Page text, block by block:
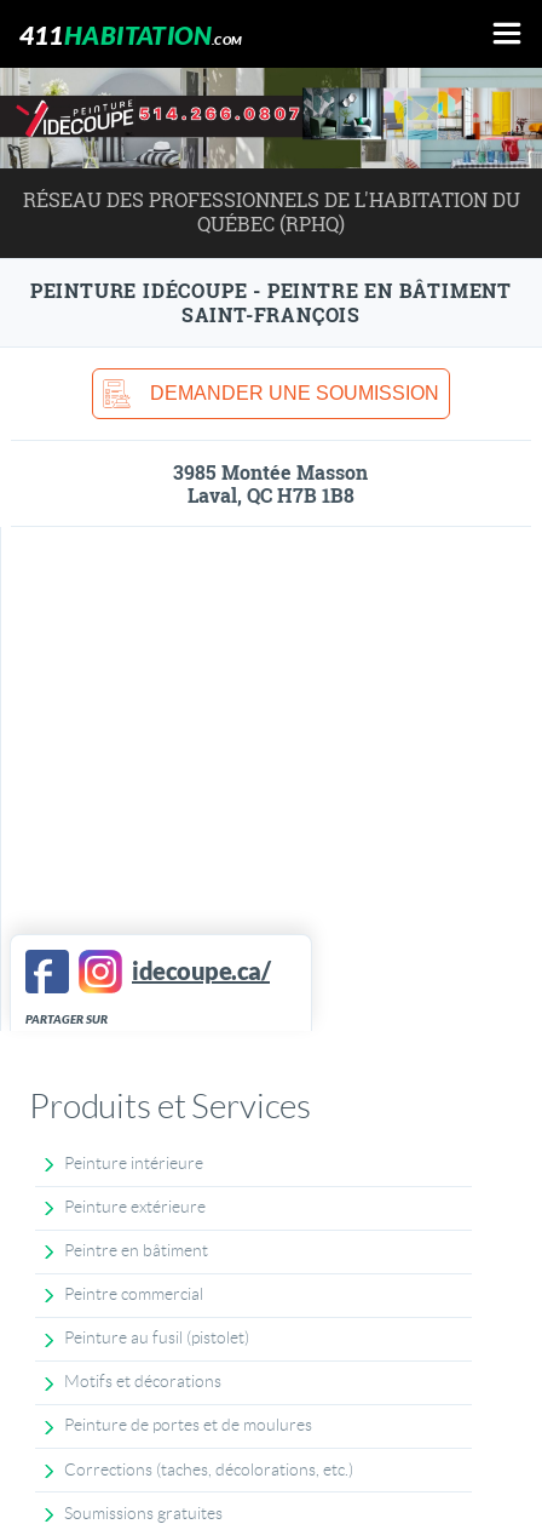
411HABITATION.COM
RÉSEAU DES PROFESSIONNELS DE L'HABITATION DU
QUÉBEC (RPHQ)
PEINTURE IDÉCOUPE - PEINTRE EN BÂTIMENT
SAINT-FRANÇOIS
DEMANDER UNE SOUMISSION
3985 Montée Masson
Laval, QC H7B 1B8
idecoupe.ca/
PARTAGER SUR
Produits et Services
Peinture intérieure
Peinture extérieure
Peintre en bâtiment
Peintre commercial
Peinture au fusil (pistolet)
Motifs et décorations
Peinture de portes et de moulures
Corrections (taches, décolorations, etc.)
Soumissions gratuites